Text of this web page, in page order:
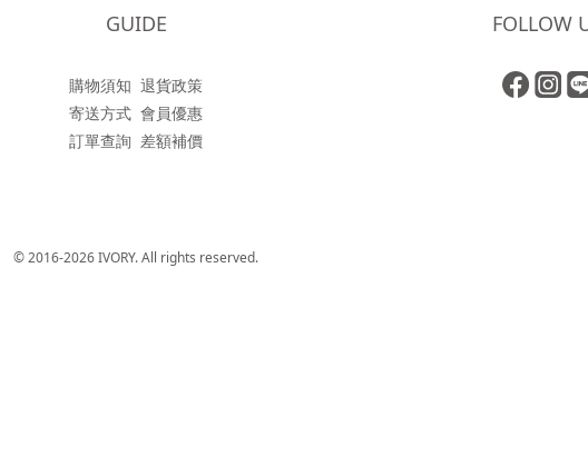
GUIDE
購物須知 退貨政策
寄送方式 會員優惠
訂單查詢 差額補價
FOLLOW
© 2016-2026 IVORY. All rights reserved.